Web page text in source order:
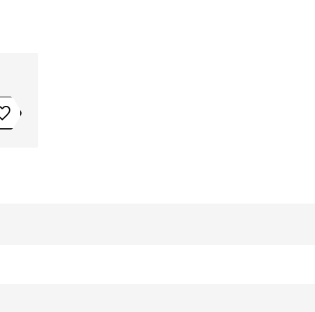
Toevoegen aan verlanglijstje